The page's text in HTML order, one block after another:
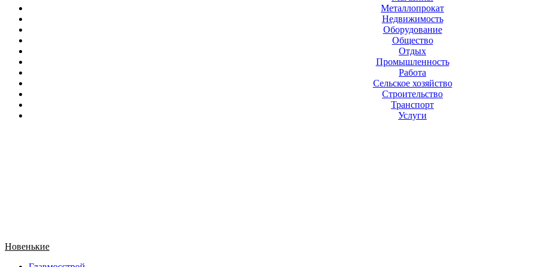
Металлопрокат
Недвижимость
Оборудование
Общество
Отдых
Промышленность
Работа
Сельское хозяйство
Строительство
Транспорт
Услуги
Новенькие